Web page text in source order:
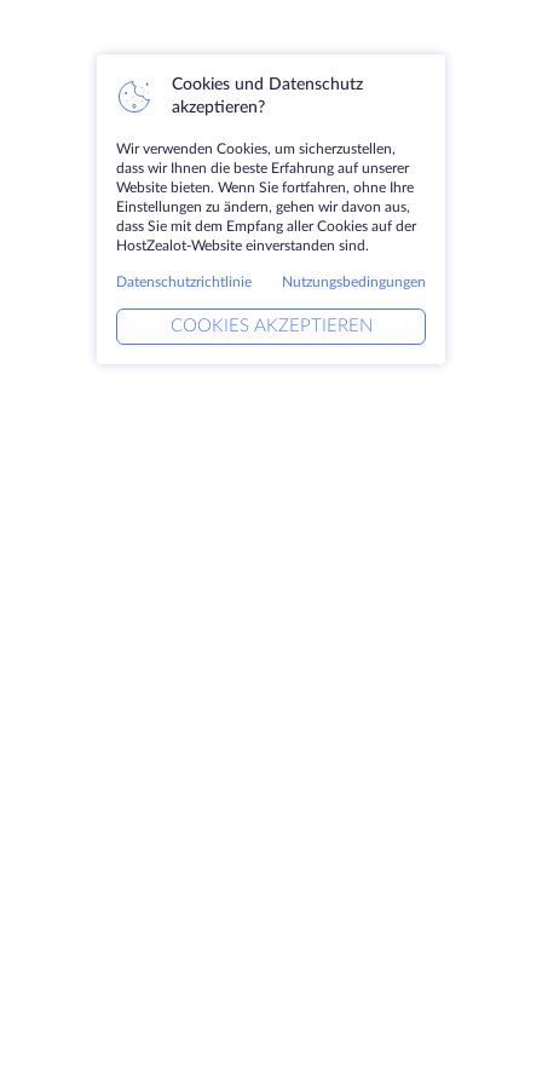
Cookies und Datenschutz
akzeptieren?
Wir verwenden Cookies, um sicherzustellen,
dass wir Ihnen die beste Erfahrung auf unserer
Website bieten. Wenn Sie fortfahren, ohne Ihre
Einstellungen zu ändern, gehen wir davon aus,
dass Sie mit dem Empfang aller Cookies auf der
HostZealot-Website einverstanden sind.
Datenschutzrichtlinie Nutzungsbedingungen
COOKIES AKZEPTIEREN